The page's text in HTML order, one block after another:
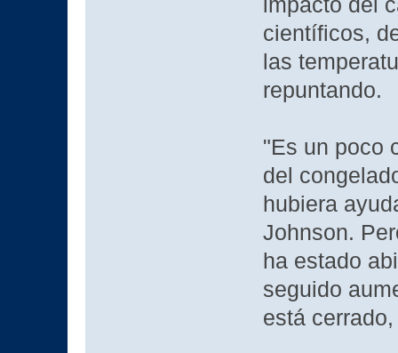
impacto del
científicos,
las
repuntando.
"Es un poco
del
hubiera
Johnson.
ha estado
seguido
está